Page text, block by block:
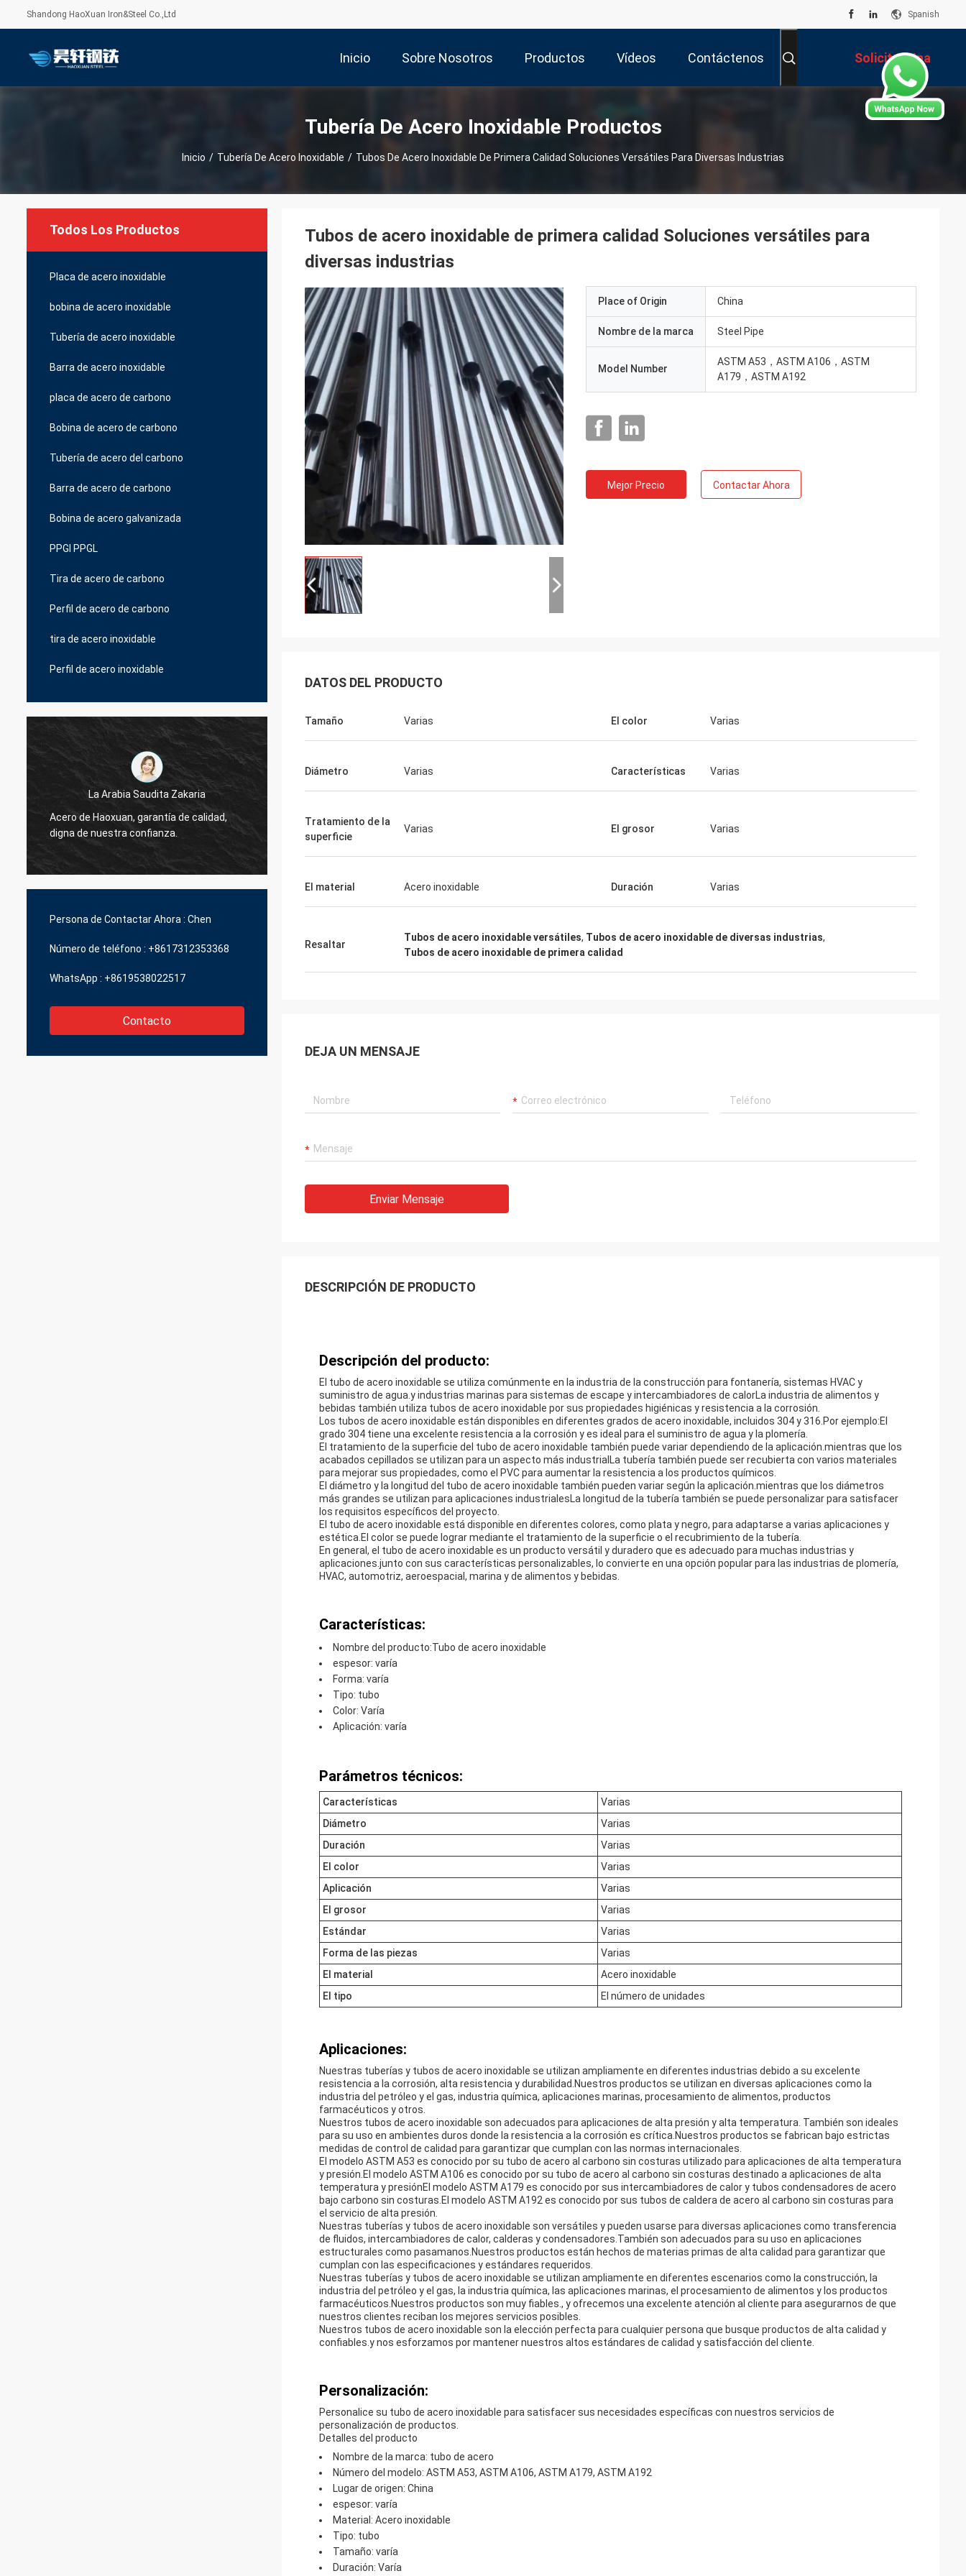
Shandong HaoXuan Iron&Steel Co.,Ltd Spanish
Inicio Sobre Nosotros Productos Vídeos Contáctenos Solicitar Una
Cotización
Tubería De Acero Inoxidable Productos
Inicio / Tubería De Acero Inoxidable / Tubos De Acero Inoxidable De Primera Calidad Soluciones Versátiles Para Diversas Industrias
Todos Los Productos
Placa de acero inoxidable
bobina de acero inoxidable
Tubería de acero inoxidable
Barra de acero inoxidable
placa de acero de carbono
Bobina de acero de carbono
Tubería de acero del carbono
Barra de acero de carbono
Bobina de acero galvanizada
PPGI PPGL
Tira de acero de carbono
Perfil de acero de carbono
tira de acero inoxidable
Perfil de acero inoxidable
La Arabia Saudita Zakaria
Acero de Haoxuan, garantía de calidad,
digna de nuestra confianza.
La Arabia Saudita Zakaria
Acero de Haoxuan, garantía de calidad,
digna de nuestra confianza.
Persona de Contactar Ahora : Chen
Número de teléfono : +8617312353368
WhatsApp : +8619538022517
Contacto
Tubos de acero inoxidable de primera calidad Soluciones versátiles para
diversas industrias
Place of Origin China
Nombre de la marca Steel Pipe
Model Number
ASTM A53，ASTM A106，ASTM
A179，ASTM A192
Mejor Precio Contactar Ahora
DATOS DEL PRODUCTO
Tamaño Varias El color Varias
Diámetro Varias Características Varias
Tratamiento de la
superficie
Varias El grosor Varias
El material Acero inoxidable Duración Varias
Resaltar
Tubos de acero inoxidable versátiles, Tubos de acero inoxidable de diversas industrias,
Tubos de acero inoxidable de primera calidad
DEJA UN MENSAJE
Enviar Mensaje
DESCRIPCIÓN DE PRODUCTO
Descripción del producto:
El tubo de acero inoxidable se utiliza comúnmente en la industria de la construcción para fontanería, sistemas HVAC y
suministro de agua.y industrias marinas para sistemas de escape y intercambiadores de calorLa industria de alimentos y
bebidas también utiliza tubos de acero inoxidable por sus propiedades higiénicas y resistencia a la corrosión.
Los tubos de acero inoxidable están disponibles en diferentes grados de acero inoxidable, incluidos 304 y 316.Por ejemplo:El
grado 304 tiene una excelente resistencia a la corrosión y es ideal para el suministro de agua y la plomería.
El tratamiento de la superficie del tubo de acero inoxidable también puede variar dependiendo de la aplicación.mientras que los
acabados cepillados se utilizan para un aspecto más industrialLa tubería también puede ser recubierta con varios materiales
para mejorar sus propiedades, como el PVC para aumentar la resistencia a los productos químicos.
El diámetro y la longitud del tubo de acero inoxidable también pueden variar según la aplicación.mientras que los diámetros
más grandes se utilizan para aplicaciones industrialesLa longitud de la tubería también se puede personalizar para satisfacer
los requisitos específicos del proyecto.
El tubo de acero inoxidable está disponible en diferentes colores, como plata y negro, para adaptarse a varias aplicaciones y
estética.El color se puede lograr mediante el tratamiento de la superficie o el recubrimiento de la tubería.
En general, el tubo de acero inoxidable es un producto versátil y duradero que es adecuado para muchas industrias y
aplicaciones.junto con sus características personalizables, lo convierte en una opción popular para las industrias de plomería,
HVAC, automotriz, aeroespacial, marina y de alimentos y bebidas.
Características:
Nombre del producto:Tubo de acero inoxidable
espesor: varía
Forma: varía
Tipo: tubo
Color: Varía
Aplicación: varía
Parámetros técnicos:
Características
Varias
Diámetro
Varias
Duración
Varias
El color
Varias
Aplicación
Varias
El grosor
Varias
Estándar
Varias
Forma de las piezas
Varias
El material
Acero inoxidable
El tipo
El número de unidades
Aplicaciones:
Nuestras tuberías y tubos de acero inoxidable se utilizan ampliamente en diferentes industrias debido a su excelente
resistencia a la corrosión, alta resistencia y durabilidad.Nuestros productos se utilizan en diversas aplicaciones como la
industria del petróleo y el gas, industria química, aplicaciones marinas, procesamiento de alimentos, productos
farmacéuticos y otros.
Nuestros tubos de acero inoxidable son adecuados para aplicaciones de alta presión y alta temperatura. También son ideales
para su uso en ambientes duros donde la resistencia a la corrosión es crítica.Nuestros productos se fabrican bajo estrictas
medidas de control de calidad para garantizar que cumplan con las normas internacionales.
El modelo ASTM A53 es conocido por su tubo de acero al carbono sin costuras utilizado para aplicaciones de alta temperatura
y presión.El modelo ASTM A106 es conocido por su tubo de acero al carbono sin costuras destinado a aplicaciones de alta
temperatura y presiónEl modelo ASTM A179 es conocido por sus intercambiadores de calor y tubos condensadores de acero
bajo carbono sin costuras.El modelo ASTM A192 es conocido por sus tubos de caldera de acero al carbono sin costuras para
el servicio de alta presión.
Nuestras tuberías y tubos de acero inoxidable son versátiles y pueden usarse para diversas aplicaciones como transferencia
de fluidos, intercambiadores de calor, calderas y condensadores.También son adecuados para su uso en aplicaciones
estructurales como pasamanos.Nuestros productos están hechos de materias primas de alta calidad para garantizar que
cumplan con las especificaciones y estándares requeridos.
Nuestras tuberías y tubos de acero inoxidable se utilizan ampliamente en diferentes escenarios como la construcción, la
industria del petróleo y el gas, la industria química, las aplicaciones marinas, el procesamiento de alimentos y los productos
farmacéuticos.Nuestros productos son muy fiables., y ofrecemos una excelente atención al cliente para asegurarnos de que
nuestros clientes reciban los mejores servicios posibles.
Nuestros tubos de acero inoxidable son la elección perfecta para cualquier persona que busque productos de alta calidad y
confiables.y nos esforzamos por mantener nuestros altos estándares de calidad y satisfacción del cliente.
Personalización:
Personalice su tubo de acero inoxidable para satisfacer sus necesidades específicas con nuestros servicios de
personalización de productos.
Detalles del producto
Nombre de la marca: tubo de acero
Número del modelo: ASTM A53, ASTM A106, ASTM A179, ASTM A192
Lugar de origen: China
espesor: varía
Material: Acero inoxidable
Tipo: tubo
Tamaño: varía
Duración: Varía